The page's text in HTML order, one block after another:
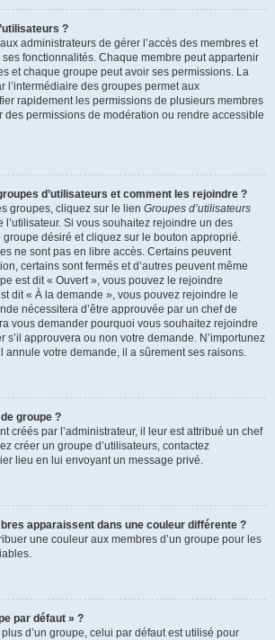
?
administrateurs de gérer l’accès des membres et
fonctionnalités. Chaque membre peut appartenir
et chaque groupe peut avoir ses permissions. La
l’intermédiaire des groupes permet aux
rapidement les permissions de plusieurs membres
des permissions de modération ou rendre accessible
d’utilisateurs et comment les rejoindre ?
groupes, cliquez sur le lien Groupes d’utilisateurs
Si vous souhaitez rejoindre un des
désiré et cliquez sur le bouton approprié.
ne sont pas en libre accès. Certains peuvent
certains sont fermés et d’autres peuvent même
est dit « Ouvert », vous pouvez le rejoindre
dit « À la demande », vous pouvez rejoindre le
nécessitera d’être approuvée par un chef de
vous demander pourquoi vous souhaitez rejoindre
s’il approuvera ou non votre demande. N’importunez
annule votre demande, il a sûrement ses raisons.
groupe ?
créés par l’administrateur, il leur est attribué un chef
créer un groupe d’utilisateurs, contactez
lieu en lui envoyant un message privé.
apparaissent dans une couleur différente ?
une couleur aux membres d’un groupe pour les
par défaut » ?
d’un groupe, celui par défaut est utilisé pour